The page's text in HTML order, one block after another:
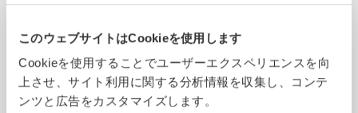
このウェブサイトはCookieを使用します
Cookieを使用することでユーザーエクスペリエンスを向
上させ、サイト利用に関する分析情報を収集し、コンテ
ンツと広告をカスタマイズします。
モリソンズとSedexの連携
モリソンズは2013年にSedexのメンバーになり、現在では
すべての自社ブランドのサプライヤーもSedexに参加する
必要があります。 彼らはSedexシステムを使用して、サ